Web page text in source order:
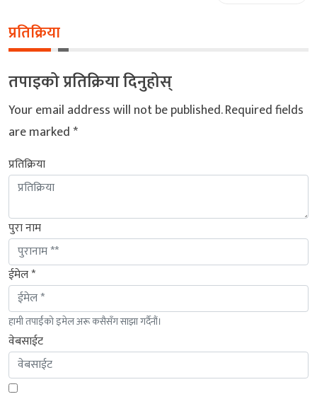
प्रतिक्रिया
तपाइको प्रतिक्रिया दिनुहोस्
Your email address will not be published.Required fields
are marked*
प्रतिक्रिया
पुरा नाम
ईमेल *
हामी तपाईंको इमेल अरू कसैसँग साझा गर्दैनौं।
वेबसाईट